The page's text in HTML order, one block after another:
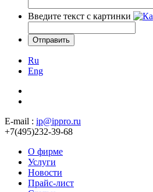
Введите текст с картинки
Ru
Eng
E-mail : ip@ippro.ru
+7(495)232-39-68
О фирме
Услуги
Новости
Прайс-лист